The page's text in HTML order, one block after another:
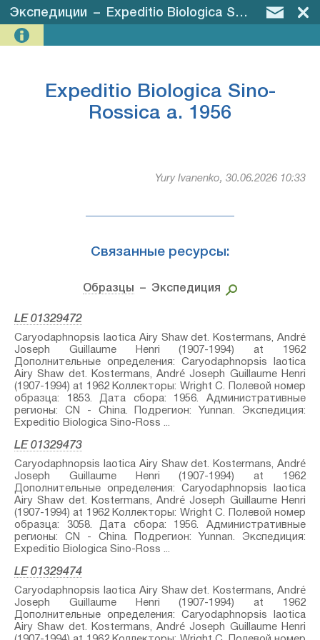
Экспедиции – Expeditio Biologica Sino-Rossica a. 1956
Expeditio Biologica Sino-
Rossica a. 1956
Yury Ivanenko, 30.06.2026 10:33
Связанные ресурсы:
Образцы – Экспедиция
LE 01329472
Caryodaphnopsis laotica Airy Shaw⁣ det. Kostermans, André
Joseph Guillaume Henri (1907-1994) at 1962
Дополнительные определения: Caryodaphnopsis laotica
Airy Shaw⁣ det. Kostermans, André Joseph Guillaume Henri
(1907-1994) at 1962 Коллекторы: Wright C. Полевой номер
образца: 1853. Дата сбора: 1956. Административные
регионы: CN - China. Подрегион: Yunnan. Экспедиция:
Expeditio Biologica Sino-Ross ...
LE 01329473
Caryodaphnopsis laotica Airy Shaw⁣ det. Kostermans, André
Joseph Guillaume Henri (1907-1994) at 1962
Дополнительные определения: Caryodaphnopsis laotica
Airy Shaw⁣ det. Kostermans, André Joseph Guillaume Henri
(1907-1994) at 1962 Коллекторы: Wright C. Полевой номер
образца: 3058. Дата сбора: 1956. Административные
регионы: CN - China. Подрегион: Yunnan. Экспедиция:
Expeditio Biologica Sino-Ross ...
LE 01329474
Caryodaphnopsis laotica Airy Shaw⁣ det. Kostermans, André
Joseph Guillaume Henri (1907-1994) at 1962
Дополнительные определения: Caryodaphnopsis laotica
Airy Shaw⁣ det. Kostermans, André Joseph Guillaume Henri